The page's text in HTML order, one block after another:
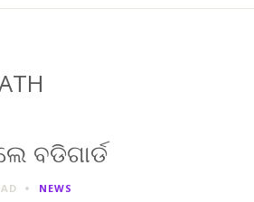
ବଡିଗାର୍ଡ
NEWS